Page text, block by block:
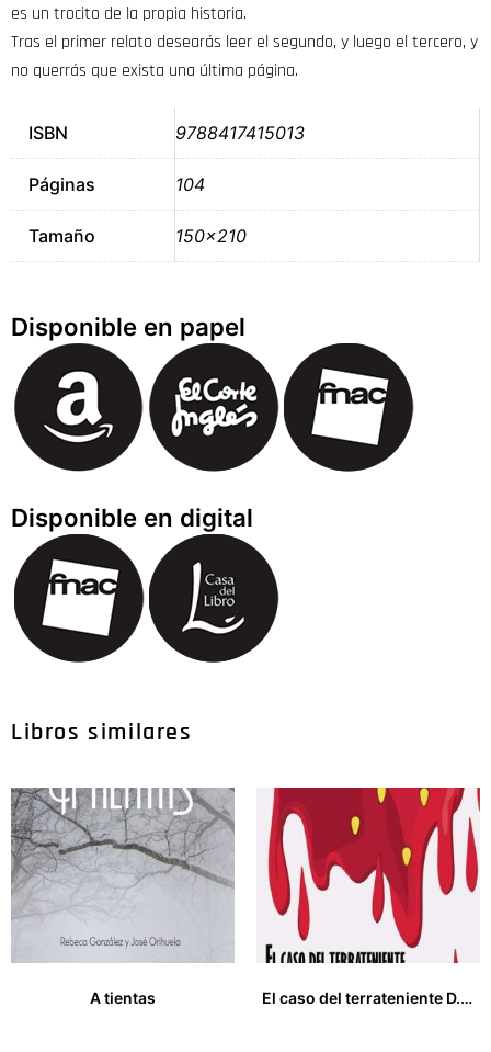
es un trocito de la propia historia.
Tras el primer relato desearás leer el segundo, y luego el tercero, y
no querrás que exista una última página.
ISBN 9788417415013
Páginas 104
Tamaño 150×210
Disponible en papel
Disponible en digital
Libros similares
A tientas
El caso del terrateniente D. Lucas Ruáz de la Peña